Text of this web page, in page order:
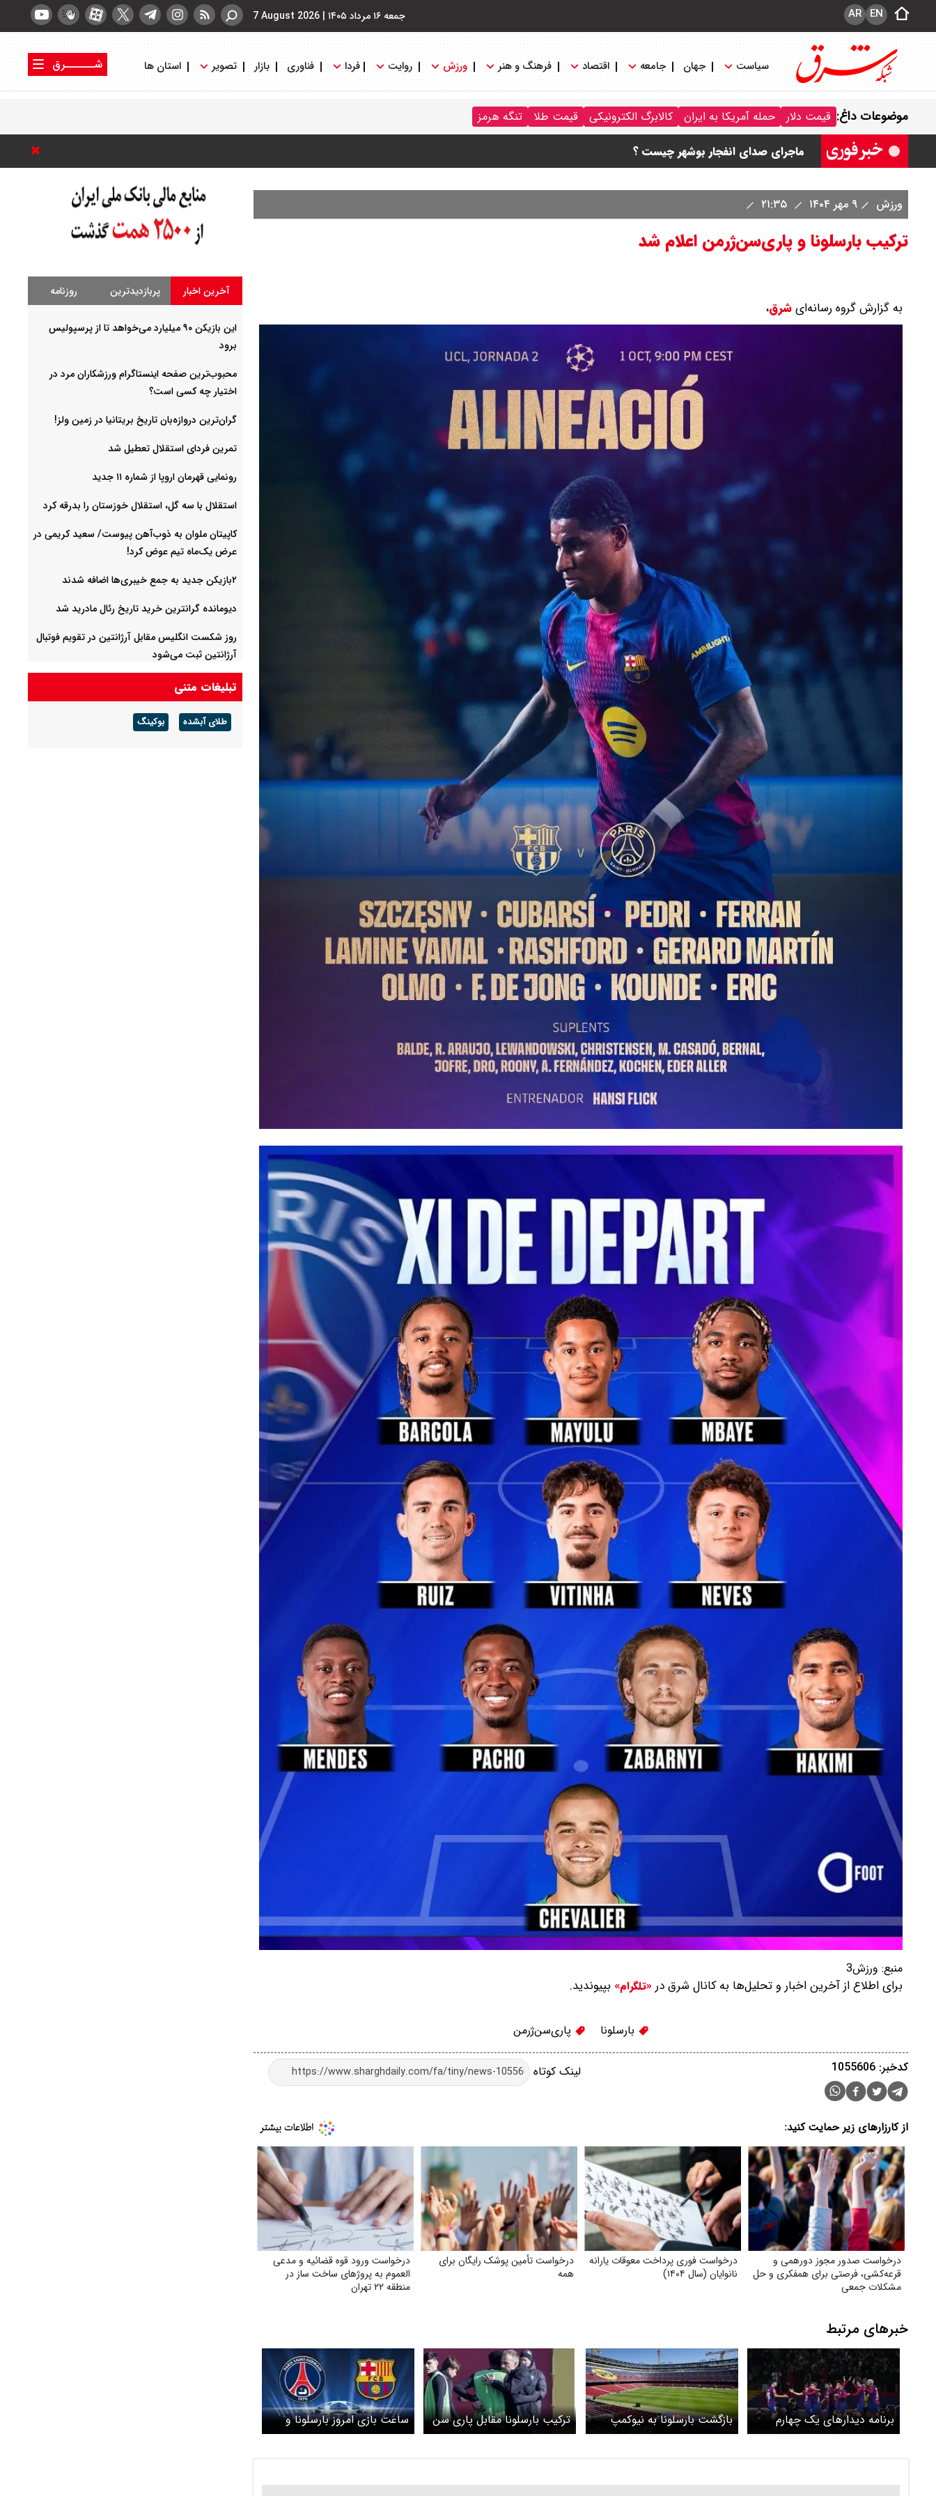
جمعه ۱۶ مرداد ۱۴۰۵ |
7 August 2026 EN
AR
سیاست جهان جامعه اقتصاد فرهنگ و هنر ورزش روایت فردا فناوری بازار تصویر استان ها
شــــــرق
موضوعات داغ: قیمت دلار حمله آمریکا به ایران کالابرگ الکترونیکی قیمت طلا تنگه هرمز
قیمت محصولات ایران خودرو امروز جمعه ۱۶ مرداد ۱۴۰۵ / قیمت پژو۲۰۷ چند؟+ جدول
قیمت طلا و سکه امروز جمعه ۱۶ مرداد ۱۴۰۵/ قیمت سکه چند ؟ + جدول
ماجرای صدای انفجار بوشهر چیست ؟
قیمت سکه پارسیان امروز جمعه ۱۶ مرداد ۱۴۰۵ / سکه پارسیان ۱۰۰ سوتی چند ؟ جدول
ورزش ۹ مهر ۱۴۰۴
ترکیب بارسلونا و پاری‌سن‌ژرمن اعلام شد
به گزارش گروه رسانه‌ایشرق،
منبع: ورزش3
برای اطلاع از آخرین اخبار و تحلیل‌ها به کانال شرق در «تلگرام» بپیوندید.
بارسلونا پاری‌سن‌ژرمن
لینک کوتاه کدخبر: 1055606
از کارزارهای زیر حمایت کنید:
درخواست صدور مجوز دورهمی و
قرعه‌کشی، فرصتی برای همفکری و حل
مشکلات جمعی
درخواست فوری پرداخت معوقات یارانه
نانوایان (سال ۱۴۰۴)
درخواست تأمین پوشک رایگان برای
همه
درخواست ورود قوه قضائیه و مدعی
العموم به پروژهای ساخت ساز در
منطقه ۲۲ تهران
خبرهای مرتبط
برنامه دیدارهای یک چهارم
نهایی لیگ قهرمانان اروپا
بازگشت بارسلونا به نیوکمپ
عقب افتاد
ترکیب بارسلونا مقابل پاری سن
ژرمن اعلام شد؛ فهرست بارسلونا
ساعت بازی امروز بارسلونا و
پاری سن ژرمن چند است؟ +
آخرین اخبار پربازدیدترین روزنامه
این بازیکن ۹۰ میلیارد می‌خواهد تا از پرسپولیس
برود
محبوب‌ترین صفحه اینستاگرام ورزشکاران مرد در
اختیار چه کسی است؟
گران‌ترین دروازه‌بان تاریخ بریتانیا در زمین ولز!
تمرین فردای استقلال تعطیل شد
رونمایی قهرمان اروپا از شماره ۱۱ جدید
استقلال با سه گل، استقلال خوزستان را بدرقه کرد
کاپیتان ملوان به ذوب‌آهن پیوست/ سعید کریمی در
عرض یک‌ماه تیم عوض کرد!
۲بازیکن جدید به جمع خیبری‌ها اضافه شدند
دیومانده گرانترین خرید تاریخ رئال مادرید شد
روز شکست انگلیس مقابل آرژانتین در تقویم فوتبال
آرژانتین ثبت می‌شود
تبلیغات متنی
طلای آبشده بوکینگ